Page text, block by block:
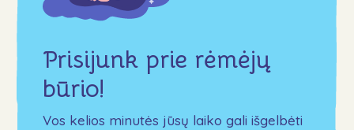
Prisijunk prie rėmėjų
būrio!
Vos kelios minutės jūsų laiko gali išgelbėti